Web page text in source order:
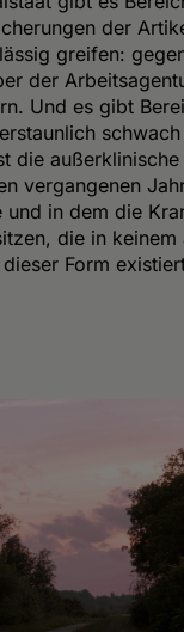
der
greifen:
der
Und es gibt
die
vergangenen
in dem die
die in keinem
Form